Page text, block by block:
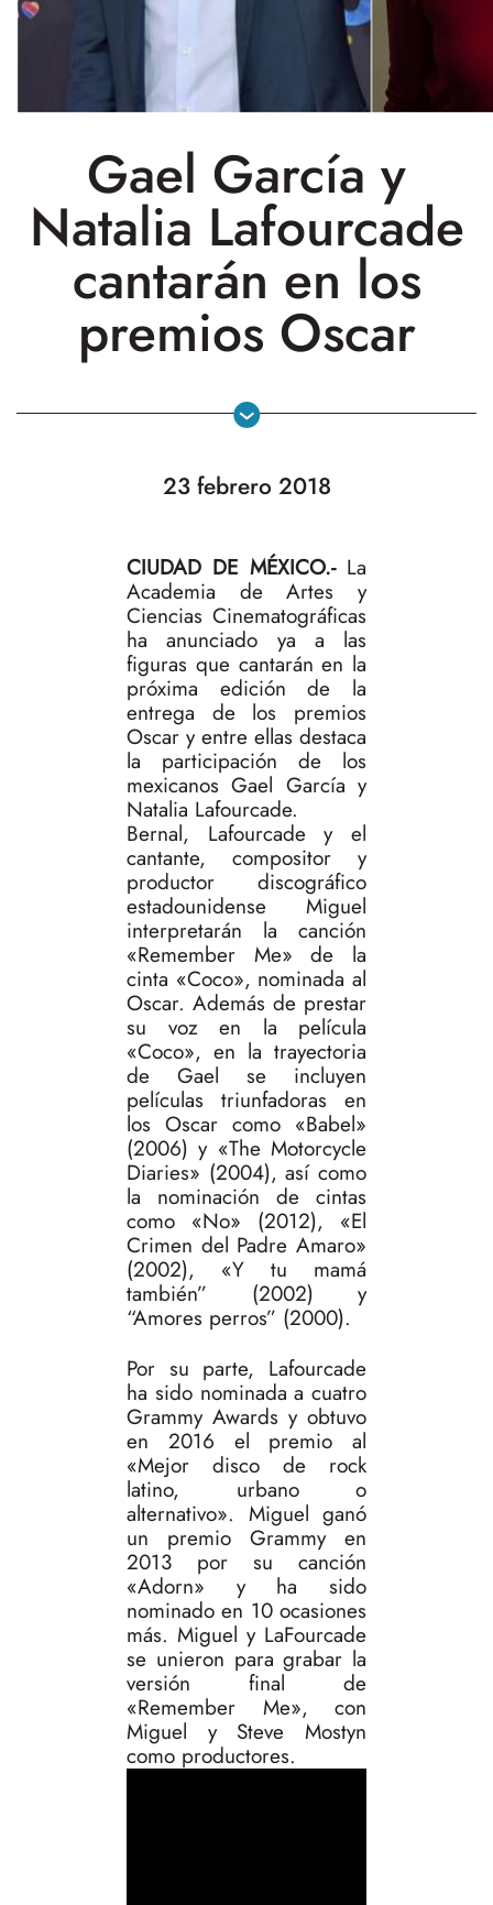
Gael García y
Natalia Lafourcade
cantarán en los
premios Oscar
23 febrero 2018
CIUDAD DE MÉXICO.-La
Academia de Artes y
Ciencias Cinematográficas
ha anunciado ya a las
figuras que cantarán en la
próxima edición de la
entrega de los premios
Oscar y entre ellas destaca
la participación de los
mexicanos Gael García y
Natalia Lafourcade.
Bernal, Lafourcade y el
cantante, compositor y
productor discográfico
estadounidense Miguel
interpretarán la canción
«Remember Me» de la
cinta «Coco», nominada al
Oscar. Además de prestar
su voz en la película
«Coco», en la trayectoria
de Gael se incluyen
películas triunfadoras en
los Oscar como «Babel»
(2006) y «The Motorcycle
Diaries» (2004), así como
la nominación de cintas
como «No» (2012), «El
Crimen del Padre Amaro»
(2002), «Y tu mamá
también” (2002) y
“Amores perros” (2000).
Por su parte, Lafourcade
ha sido nominada a cuatro
Grammy Awards y obtuvo
en 2016 el premio al
«Mejor disco de rock
latino, urbano o
alternativo». Miguel ganó
un premio Grammy en
2013 por su canción
«Adorn» y ha sido
nominado en 10 ocasiones
más. Miguel y LaFourcade
se unieron para grabar la
versión final de
«Remember Me», con
Miguel y Steve Mostyn
como productores.